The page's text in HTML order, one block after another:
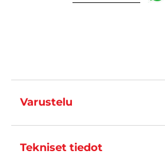
Varustelu
Tekniset tiedot